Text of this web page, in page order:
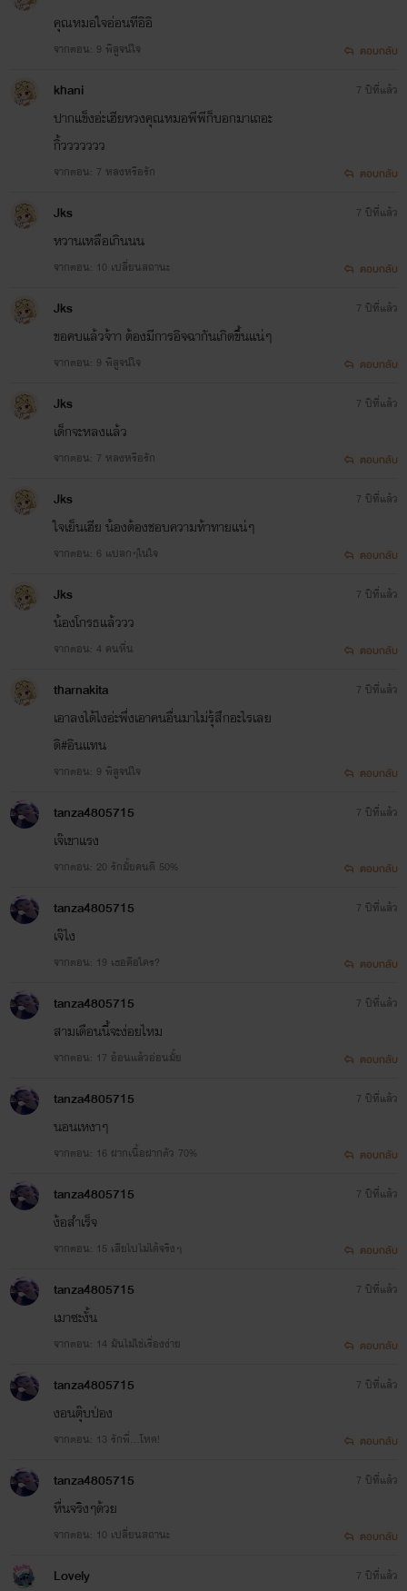
คุณหมอใจอ่อนทีอิอิ
จากตอน: 9 พิสูจน์ใจ ตอบกลับ
khani
ปากแข็งอ่ะเฮียหวงคุณหมอพีพีก็บอกมาเถอะ
กิ้ววววววว
จากตอน: 7 หลงหรือรัก
7 ปีที่แล้ว
ตอบกลับ
Jks
หวานเหลือเกินนน
จากตอน: 10 เปลี่ยนสถานะ
7 ปีที่แล้ว
ตอบกลับ
Jks
ขอคบแล้วจ้าา ต้องมีการอิจฉากันเกิดขึ้นแน่ๆ
จากตอน: 9 พิสูจน์ใจ
7 ปีที่แล้ว
ตอบกลับ
Jks
เด็กจะหลงแล้ว
จากตอน: 7 หลงหรือรัก
7 ปีที่แล้ว
ตอบกลับ
Jks
ใจเย็นเฮีย น้องต้องชอบความท้าทายแน่ๆ
จากตอน: 6 แปลกๆในใจ
7 ปีที่แล้ว
ตอบกลับ
Jks
น้องโกรธแล้ววว
จากตอน: 4 คนหื่น
7 ปีที่แล้ว
ตอบกลับ
tharnakita
เอาลงได้ไงอ่ะพึ่งเอาคนอื่นมาไม่รุ้สึกอะไรเลย
ดิ#อินแทน
จากตอน: 9 พิสูจน์ใจ
7 ปีที่แล้ว
ตอบกลับ
tanza4805715
เจ๊เขาแรง
จากตอน: 20 รักมั้ยคนดี 50%
7 ปีที่แล้ว
ตอบกลับ
tanza4805715
เจ๊ไง
จากตอน: 19 เธอคือใคร?
7 ปีที่แล้ว
ตอบกลับ
tanza4805715
สามเดือนนี้จะง่อยไหม
จากตอน: 17 อ้อนแล้วอ่อนมั้ย
7 ปีที่แล้ว
ตอบกลับ
tanza4805715
นอนเหงาๆ
จากตอน: 16 ฝากเนื้อฝากตัว 70%
7 ปีที่แล้ว
ตอบกลับ
tanza4805715
ง้อสำเร็จ
จากตอน: 15 เสียไปไม่ได้จริงๆ
7 ปีที่แล้ว
ตอบกลับ
tanza4805715
เมาซะงั้น
จากตอน: 14 มันไม่ใช่เรื่องง่าย
7 ปีที่แล้ว
ตอบกลับ
tanza4805715
งอนตุ๊บป่อง
จากตอน: 13 รักพี่...โหด!
7 ปีที่แล้ว
ตอบกลับ
tanza4805715
หื่นจริงๆด้วย
จากตอน: 10 เปลี่ยนสถานะ
7 ปีที่แล้ว
ตอบกลับ
Lovely 7 ปีที่แล้ว